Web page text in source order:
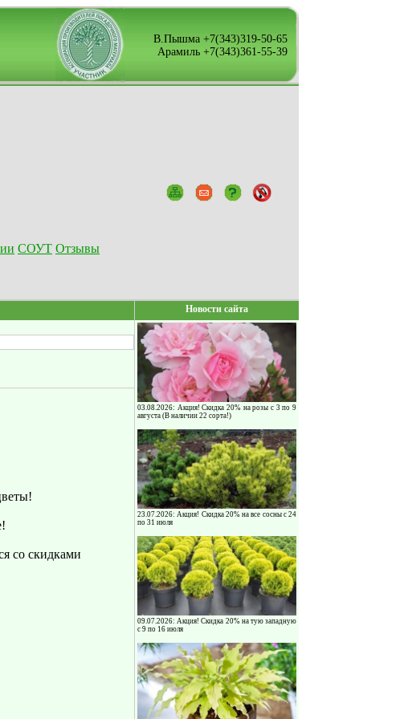
В.Пышма +7(343)319-50-65
Арамиль +7(343)361-55-39
СОУТ Отзывы
Новости сайта
03.08.2026: Акция! Скидка 20% на розы с 3 по 9
августа (В наличии 22 сорта!)
23.07.2026: Акция! Скидка 20% на все сосны с 24
по 31 июля
09.07.2026: Акция! Скидка 20% на тую западную
с 9 по 16 июля
со скидками